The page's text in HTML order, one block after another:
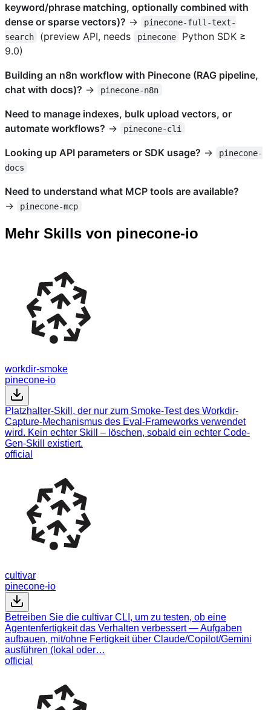
keyword/phrase matching, optionally combined with
dense or sparse vectors)? →
pinecone-full-text-
search
(preview API, needs pinecone
Python SDK ≥
9.0)
Building an n8n workflow with Pinecone (RAG pipeline,
chat with docs)? → pinecone-n8n
Need to manage indexes, bulk upload vectors, or
automate workflows? → pinecone-cli
Looking up API parameters or SDK usage? →
pinecone-
docs
Need to understand what MCP tools are available?
→
pinecone-mcp
Mehr Skills von pinecone-io
workdir-smoke
pinecone-io
Platzhalter-Skill, der nur zum Smoke-Test des Workdir-
Capture-Mechanismus des Eval-Frameworks verwendet
wird. Kein echter Skill – löschen, sobald ein echter Code-
Gen-Skill existiert.
official
cultivar
pinecone-io
Betreiben Sie die cultivar CLI, um zu testen, ob eine
Agentenfertigkeit das Verhalten verbessert — Aufgaben
aufbauen, mit/ohne Fertigkeit über Claude/Copilot/Gemini
ausführen (lokal oder…
official